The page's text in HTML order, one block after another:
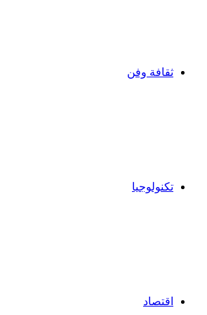
ثقافة وفن
تكنولوجيا
اقتصاد